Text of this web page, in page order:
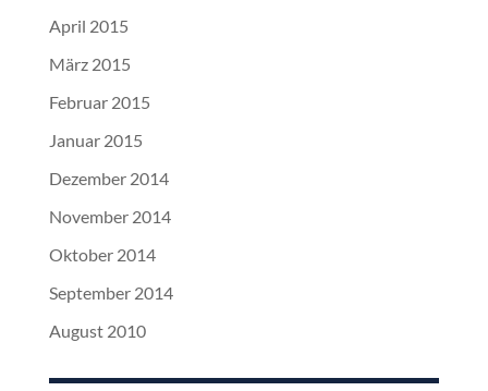
April 2015
März 2015
Februar 2015
Januar 2015
Dezember 2014
November 2014
Oktober 2014
September 2014
August 2010